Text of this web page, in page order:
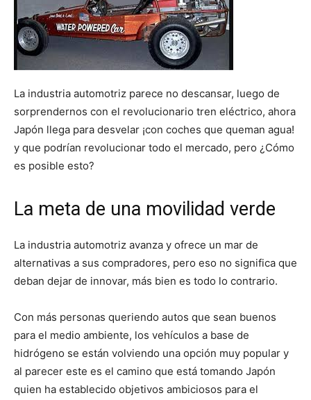
La industria automotriz parece no descansar, luego de
sorprendernos con el revolucionario tren eléctrico, ahora
Japón llega para desvelar ¡con coches que queman agua!
y que podrían revolucionar todo el mercado, pero ¿Cómo
es posible esto?
La meta de una movilidad verde
La industria automotriz avanza y ofrece un mar de
alternativas a sus compradores, pero eso no significa que
deban dejar de innovar, más bien es todo lo contrario.
Con más personas queriendo autos que sean buenos
para el medio ambiente, los vehículos a base de
hidrógeno se están volviendo una opción muy popular y
al parecer este es el camino que está tomando Japón
quien ha establecido objetivos ambiciosos para el